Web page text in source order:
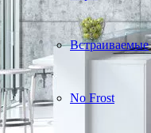
Встраиваемые
No Frost